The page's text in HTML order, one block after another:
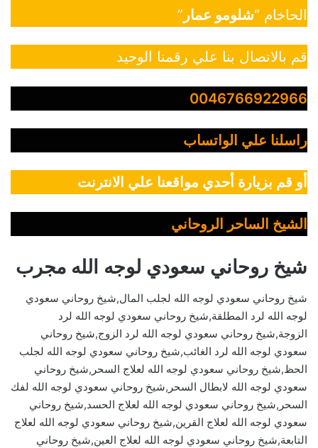
الحاخام “شلومو عمار ”
قم بالاتصال بنا علي رقمنا الوحيد
0046766922966
راسلنا علي الواتساب
أو قم بزيارة أحدي مواقعنا علي الانترنت
الشيخ الساحر الروحاني
شيخ روحاني سعودي لوجه الله مجرب
شيخ روحاني سعودي لوجه الله لجلب المال,شيخ روحاني سعودي
لوجه الله لرد المطلقة,شيخ روحاني سعودي لوجه الله لرد
الزوجة,شيخ روحاني سعودي لوجه الله لرد الزوج,شيخ روحاني
سعودي لوجه الله لرد الغائب,شيخ روحاني سعودي لوجه الله لجلب
الحظ,شيخ روحاني سعودي لوجه الله لعلاج السحر,شيخ روحاني
سعودي لوجه الله لابطال السحر,شيخ روحاني سعودي لوجه الله لفك
السحر,شيخ روحاني سعودي لوجه الله لعلاج الحسد,شيخ روحاني
سعودي لوجه الله لعلاج القرين,شيخ روحاني سعودي لوجه الله لعلاج
التابعة,شيخ روحاني سعودي لوجه الله لعلاج العين,شيخ روحاني